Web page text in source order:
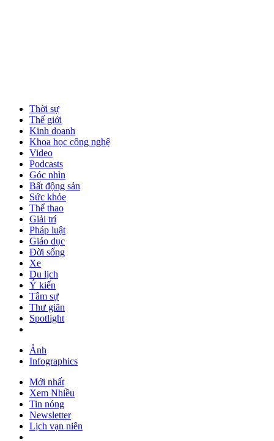
Thời sự
Thế giới
Kinh doanh
Khoa học công nghệ
Video
Podcasts
Góc nhìn
Bất động sản
Sức khỏe
Thể thao
Giải trí
Pháp luật
Giáo dục
Đời sống
Xe
Du lịch
Ý kiến
Tâm sự
Thư giãn
Spotlight
Ảnh
Infographics
Mới nhất
Xem Nhiều
Tin nóng
Newsletter
Lịch vạn niên